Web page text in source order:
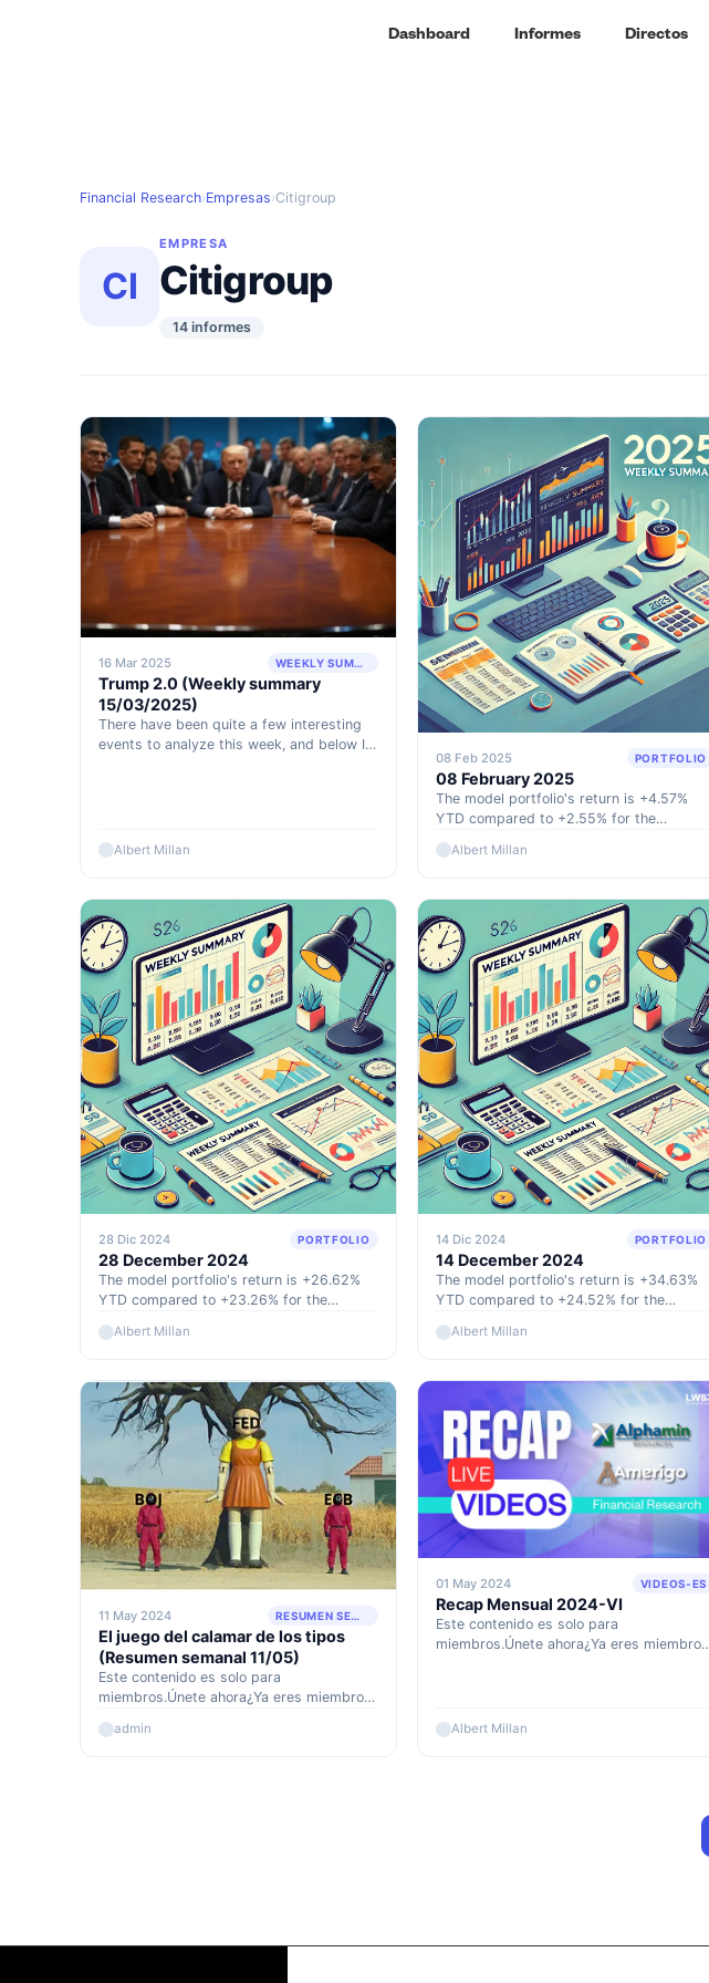
Dashboard Informes Directos
Financial Research›Empresas›Citigroup
CI
EMPRESA
Citigroup
14 informes
16 Mar 2025 WEEKLY SUMMARY
Trump 2.0 (Weekly summary
15/03/2025)
There have been quite a few interesting
events to analyze this week, and below I
Albert Millan
08 Feb 2025 PORTFOLIO
08 February 2025
The model portfolio's return is +4.57%
YTD compared to +2.55% for the
for the S&P500 since inception
Albert Millan
28 Dic 2024 PORTFOLIO
28 December 2024
The model portfolio's return is +26.62%
YTD compared to +23.26% for the
for the S&P500 since inception
Albert Millan
14 Dic 2024 PORTFOLIO
14 December 2024
The model portfolio's return is +34.63%
YTD compared to +24.52% for the
for the S&P500 since inception
Albert Millan
11 May 2024 RESUMEN SEMANAL
El juego del calamar de los tipos
(Resumen semanal 11/05)
Este contenido es solo para
miembros.Únete ahora¿Ya eres miembro?
admin
01 May 2024 VIDEOS-ES
Recap Mensual 2024-VI
Este contenido es solo para
miembros.Únete ahora¿Ya eres miembro?
Albert Millan